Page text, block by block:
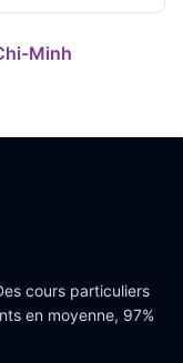
Minh
cours particuliers
en moyenne, 97%